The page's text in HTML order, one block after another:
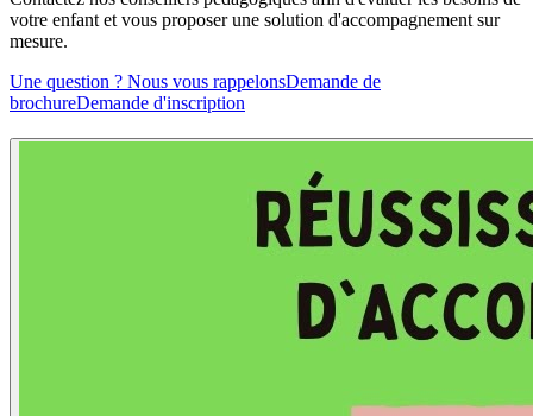
votre enfant et vous proposer une solution d'accompagnement sur
mesure.
Une question ? Nous vous rappelonsDemande de
brochureDemande d'inscription